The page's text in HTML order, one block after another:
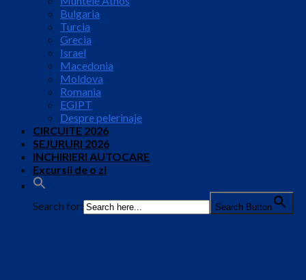
Bulgaria
Turcia
Grecia
Israel
Macedonia
Moldova
Romania
EGIPT
Despre pelerinaje
CIRCUITE 2026
SEJURURI 2026
INCHIRIERI AUTOCARE
Excursii de o zi
Search for: Search Button